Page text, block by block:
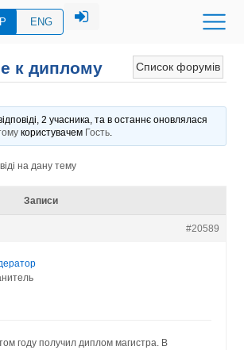
ENG
Список форумів
к диплому
2 учасника, та в останнє оновлялася
користувачем Гость.
на дану тему
Записи
#20589
году получил диплом магистра. В